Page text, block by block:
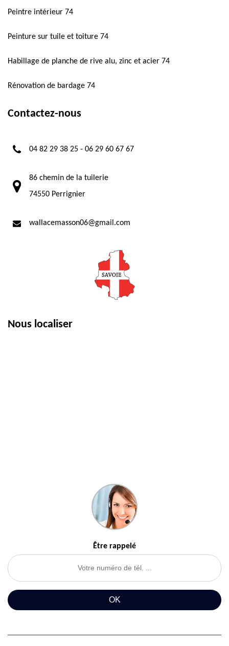
Peintre intérieur 74
Peinture sur tuile et toiture 74
Habillage de planche de rive alu, zinc et acier 74
Rénovation de bardage 74
Contactez-nous
04 82 29 38 25 - 06 29 60 67 67
86 chemin de la tuilerie
74550 Perrignier
wallacemasson06@gmail.com
Nous localiser
Être rappelé